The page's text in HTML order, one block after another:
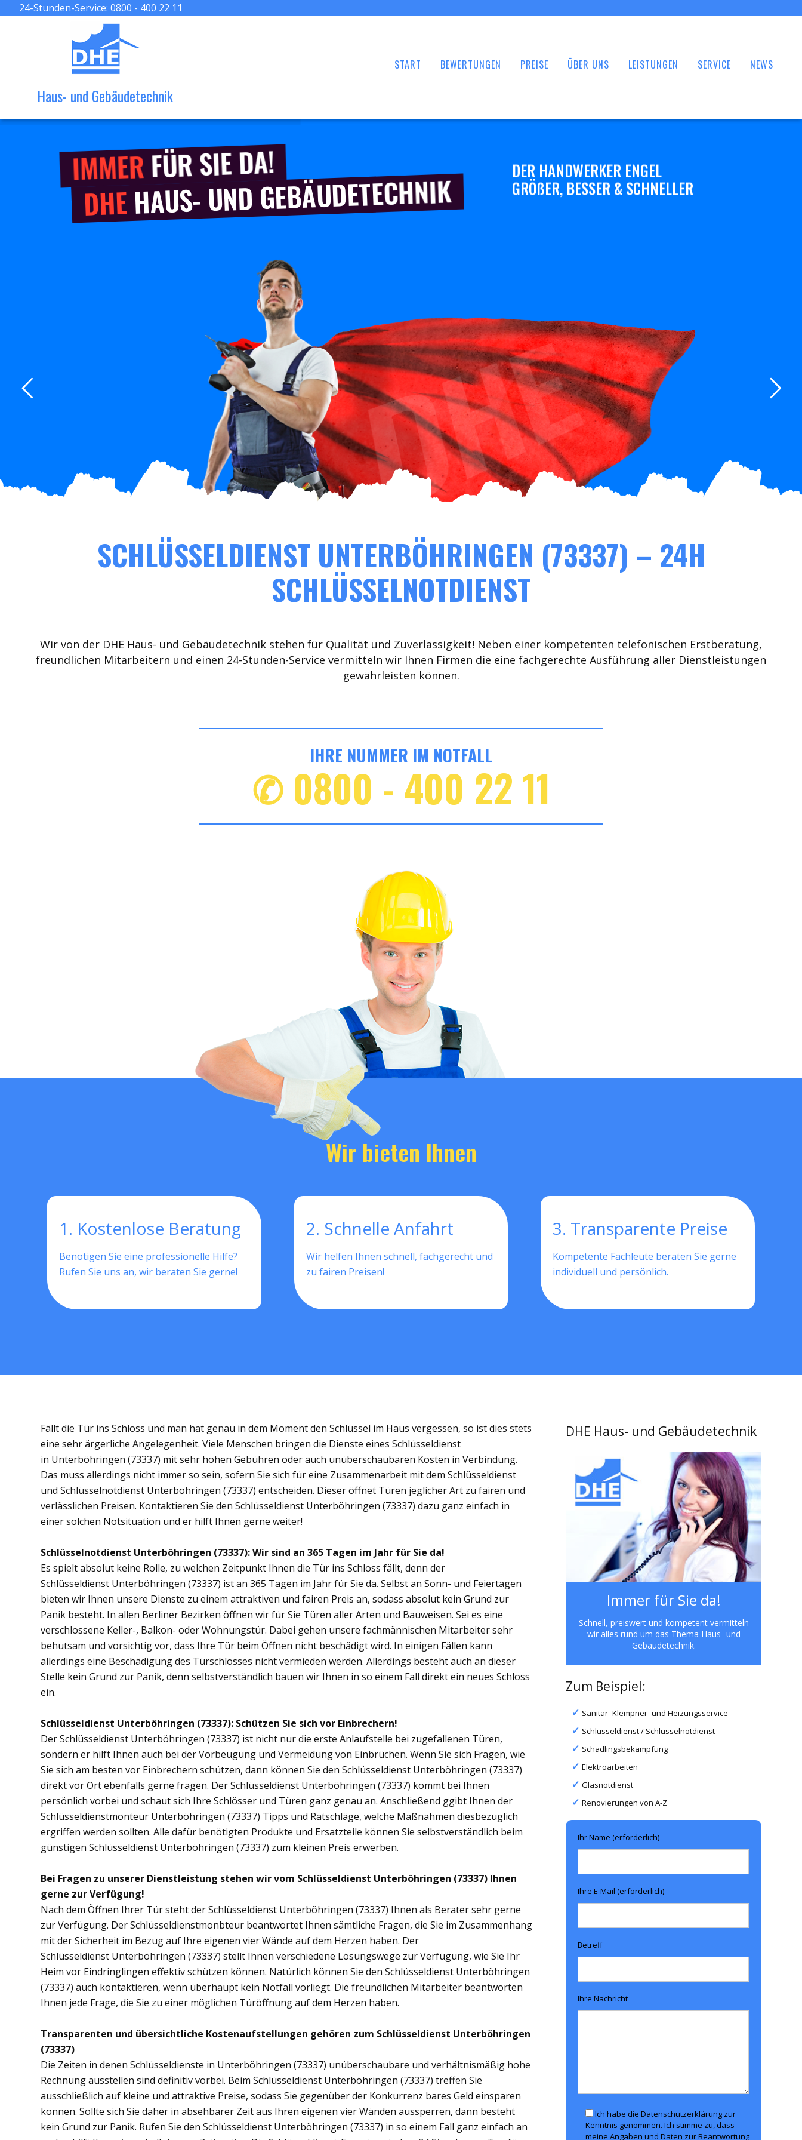
24-Stunden-Service: 0800 - 400 22 11
Haus- und Gebäudetechnik
START BEWERTUNGEN PREISE ÜBER UNS LEISTUNGEN SERVICE NEWS
IMMERFÜR SIE DA!
DHEHAUS- UND GEBÄUDETECHNIK
DER HANDWERKER ENGEL
GRÖßER, BESSER & SCHNELLER
SCHLÜSSELDIENST UNTERBÖHRINGEN (73337) – 24H
SCHLÜSSELNOTDIENST
Wir von der DHE Haus- und Gebäudetechnik stehen für Qualität und Zuverlässigkeit! Neben einer kompetenten telefonischen Erstberatung,
freundlichen Mitarbeitern und einen 24-Stunden-Service vermitteln wir Ihnen Firmen die eine fachgerechte Ausführung aller Dienstleistungen
gewährleisten können.
IHRE NUMMER IM NOTFALL
✆ 0800 - 400 22 11
Wir bieten Ihnen
1. Kostenlose Beratung
Benötigen Sie eine professionelle Hilfe?
Rufen Sie uns an, wir beraten Sie gerne!
2. Schnelle Anfahrt
Wir helfen Ihnen schnell, fachgerecht und
zu fairen Preisen!
3. Transparente Preise
Kompetente Fachleute beraten Sie gerne
individuell und persönlich.
DHE Haus- und Gebäudetechnik
Immer für Sie da!
Schnell, preiswert und kompetent vermitteln
wir alles rund um das Thema Haus- und
Gebäudetechnik.
Zum Beispiel:
Sanitär- Klempner- und Heizungsservice
Schlüsseldienst / Schlüsselnotdienst
Schädlingsbekämpfung
Elektroarbeiten
Glasnotdienst
Renovierungen von A-Z
Ihr Name (erforderlich)
Ihre E-Mail (erforderlich)
Betreff
Ihre Nachricht
Ich habe die Datenschutzerklärung zur
Kenntnis genommen. Ich stimme zu, dass
meine Angaben und Daten zur Beantwortung
Fällt die Tür ins Schloss und man hat genau in dem Moment den Schlüssel im Haus vergessen, so ist dies stets
eine sehr ärgerliche Angelegenheit. Viele Menschen bringen die Dienste eines Schlüsseldienst
in Unterböhringen (73337) mit sehr hohen Gebühren oder auch unüberschaubaren Kosten in Verbindung.
Das muss allerdings nicht immer so sein, sofern Sie sich für eine Zusammenarbeit mit dem Schlüsseldienst
und Schlüsselnotdienst Unterböhringen (73337) entscheiden. Dieser öffnet Türen jeglicher Art zu fairen und
verlässlichen Preisen. Kontaktieren Sie den Schlüsseldienst Unterböhringen (73337) dazu ganz einfach in
einer solchen Notsituation und er hilft Ihnen gerne weiter!
Schlüsselnotdienst Unterböhringen (73337): Wir sind an 365 Tagen im Jahr für Sie da!
Es spielt absolut keine Rolle, zu welchen Zeitpunkt Ihnen die Tür ins Schloss fällt, denn der
Schlüsseldienst Unterböhringen (73337) ist an 365 Tagen im Jahr für Sie da. Selbst an Sonn- und Feiertagen
bieten wir Ihnen unsere Dienste zu einem attraktiven und fairen Preis an, sodass absolut kein Grund zur
Panik besteht. In allen Berliner Bezirken öffnen wir für Sie Türen aller Arten und Bauweisen. Sei es eine
verschlossene Keller-, Balkon- oder Wohnungstür. Dabei gehen unsere fachmännischen Mitarbeiter sehr
behutsam und vorsichtig vor, dass Ihre Tür beim Öffnen nicht beschädigt wird. In einigen Fällen kann
allerdings eine Beschädigung des Türschlosses nicht vermieden werden. Allerdings besteht auch an dieser
Stelle kein Grund zur Panik, denn selbstverständlich bauen wir Ihnen in so einem Fall direkt ein neues Schloss
ein.
Schlüsseldienst Unterböhringen (73337): Schützen Sie sich vor Einbrechern!
Der Schlüsseldienst Unterböhringen (73337) ist nicht nur die erste Anlaufstelle bei zugefallenen Türen,
sondern er hilft Ihnen auch bei der Vorbeugung und Vermeidung von Einbrüchen. Wenn Sie sich Fragen, wie
Sie sich am besten vor Einbrechern schützen, dann können Sie den Schlüsseldienst Unterböhringen (73337)
direkt vor Ort ebenfalls gerne fragen. Der Schlüsseldienst Unterböhringen (73337) kommt bei Ihnen
persönlich vorbei und schaut sich Ihre Schlösser und Türen ganz genau an. Anschließend ggibt Ihnen der
Schlüsseldienstmonteur Unterböhringen (73337) Tipps und Ratschläge, welche Maßnahmen diesbezüglich
ergriffen werden sollten. Alle dafür benötigten Produkte und Ersatzteile können Sie selbstverständlich beim
günstigen Schlüsseldienst Unterböhringen (73337) zum kleinen Preis erwerben.
Bei Fragen zu unserer Dienstleistung stehen wir vom Schlüsseldienst Unterböhringen (73337) Ihnen
gerne zur Verfügung!
Nach dem Öffnen Ihrer Tür steht der Schlüsseldienst Unterböhringen (73337) Ihnen als Berater sehr gerne
zur Verfügung. Der Schlüsseldienstmonbteur beantwortet Ihnen sämtliche Fragen, die Sie im Zusammenhang
mit der Sicherheit im Bezug auf Ihre eigenen vier Wände auf dem Herzen haben. Der
Schlüsseldienst Unterböhringen (73337) stellt Ihnen verschiedene Lösungswege zur Verfügung, wie Sie Ihr
Heim vor Eindringlingen effektiv schützen können. Natürlich können Sie den Schlüsseldienst Unterböhringen
(73337) auch kontaktieren, wenn überhaupt kein Notfall vorliegt. Die freundlichen Mitarbeiter beantworten
Ihnen jede Frage, die Sie zu einer möglichen Türöffnung auf dem Herzen haben.
Transparenten und übersichtliche Kostenaufstellungen gehören zum Schlüsseldienst Unterböhringen
(73337)
Die Zeiten in denen Schlüsseldienste in Unterböhringen (73337) unüberschaubare und verhältnismäßig hohe
Rechnung ausstellen sind definitiv vorbei. Beim Schlüsseldienst Unterböhringen (73337) treffen Sie
ausschließlich auf kleine und attraktive Preise, sodass Sie gegenüber der Konkurrenz bares Geld einsparen
können. Sollte sich Sie daher in absehbarer Zeit aus Ihren eigenen vier Wänden aussperren, dann besteht
kein Grund zur Panik. Rufen Sie den Schlüsseldienst Unterböhringen (73337) in so einem Fall ganz einfach an